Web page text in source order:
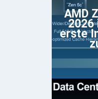
AMD
2026
erste